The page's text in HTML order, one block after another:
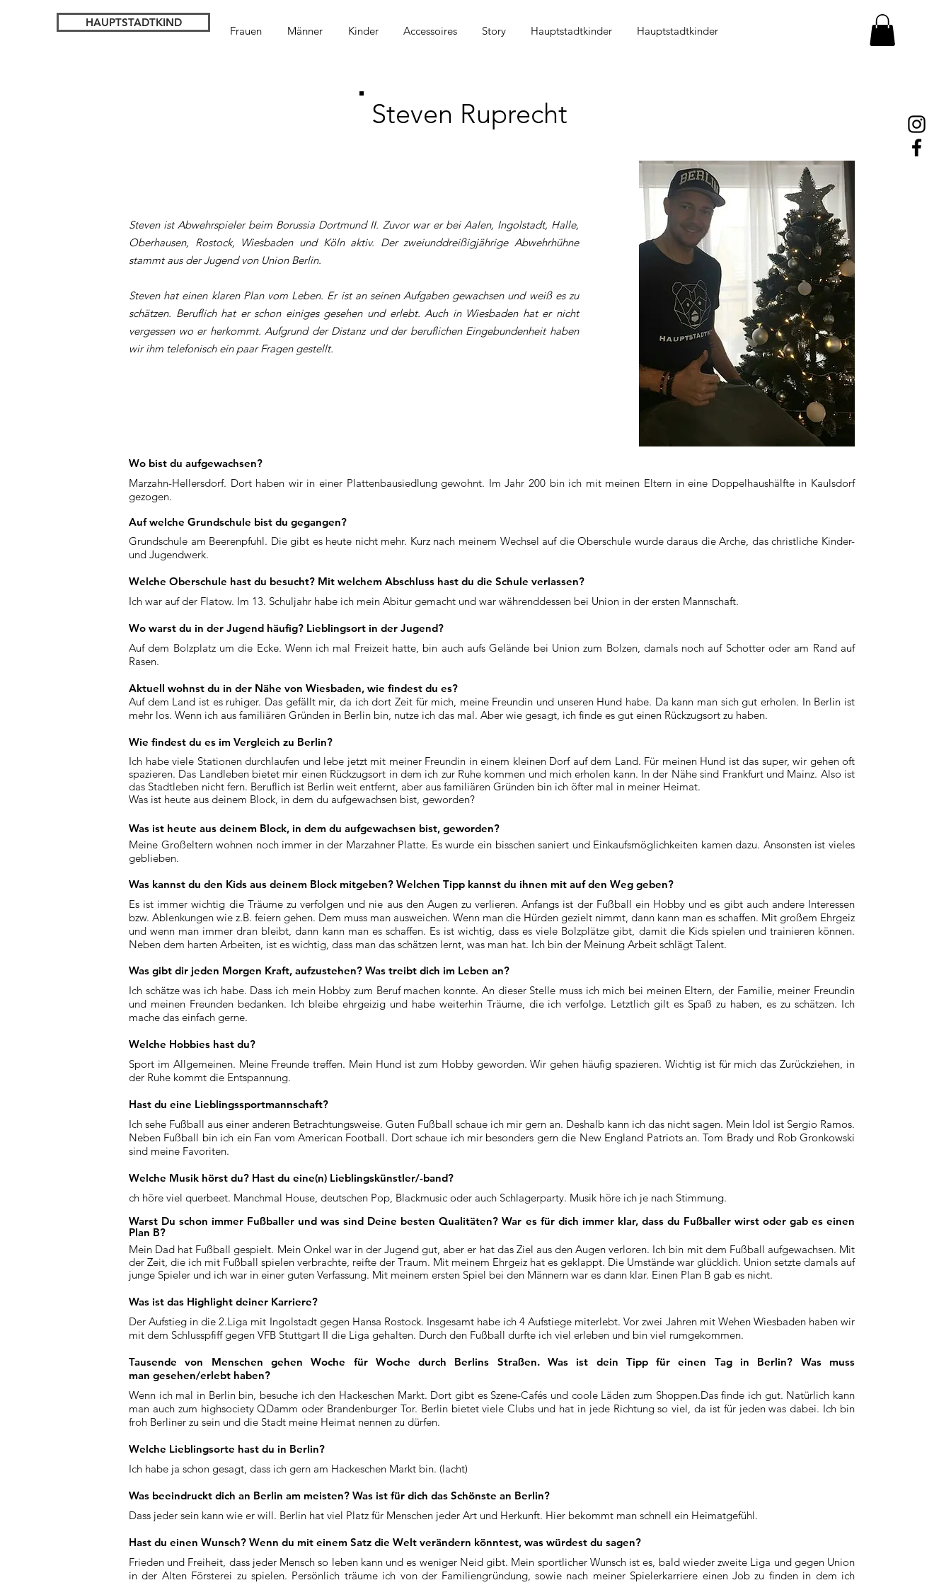
HAUPTSTADTKIND
Frauen Männer Kinder Accessoires Story Hauptstadtkinder Hauptstadtkinder
Steven Ruprecht
Steven ist Abwehrspieler beim Borussia Dortmund II. Zuvor war er bei Aalen, Ingolstadt, Halle,
Oberhausen, Rostock, Wiesbaden und Köln aktiv. Der zweiunddreißigjährige Abwehrhühne
stammt aus der Jugend von Union Berlin.
Steven hat einen klaren Plan vom Leben. Er ist an seinen Aufgaben gewachsen und weiß es zu
schätzen. Beruflich hat er schon einiges gesehen und erlebt. Auch in Wiesbaden hat er nicht
vergessen wo er herkommt. Aufgrund der Distanz und der beruflichen Eingebundenheit haben
wir ihm telefonisch ein paar Fragen gestellt.
Wo bist du aufgewachsen?
Marzahn-Hellersdorf. Dort haben wir in einer Plattenbausiedlung gewohnt. Im Jahr 200 bin ich mit meinen Eltern in eine Doppelhaushälfte in Kaulsdorf
gezogen.
Auf welche Grundschule bist du gegangen?
Grundschule am Beerenpfuhl. Die gibt es heute nicht mehr. Kurz nach meinem Wechsel auf die Oberschule wurde daraus die Arche, das christliche Kinder-
und Jugendwerk.
Welche Oberschule hast du besucht? Mit welchem Abschluss hast du die Schule verlassen?
Ich war auf der Flatow. Im 13. Schuljahr habe ich mein Abitur gemacht und war währenddessen bei Union in der ersten Mannschaft.
Wo warst du in der Jugend häufig? Lieblingsort in der Jugend?
Auf dem Bolzplatz um die Ecke. Wenn ich mal Freizeit hatte, bin auch aufs Gelände bei Union zum Bolzen, damals noch auf Schotter oder am Rand auf
Rasen.
Aktuell wohnst du in der Nähe von Wiesbaden, wie findest du es?
Auf dem Land ist es ruhiger. Das gefällt mir, da ich dort Zeit für mich, meine Freundin und unseren Hund habe. Da kann man sich gut erholen. In Berlin ist
mehr los. Wenn ich aus familiären Gründen in Berlin bin, nutze ich das mal. Aber wie gesagt, ich finde es gut einen Rückzugsort zu haben.
Wie findest du es im Vergleich zu Berlin?
Ich habe viele Stationen durchlaufen und lebe jetzt mit meiner Freundin in einem kleinen Dorf auf dem Land. Für meinen Hund ist das super, wir gehen oft
spazieren. Das Landleben bietet mir einen Rückzugsort in dem ich zur Ruhe kommen und mich erholen kann. In der Nähe sind Frankfurt und Mainz. Also ist
das Stadtleben nicht fern. Beruflich ist Berlin weit entfernt, aber aus familiären Gründen bin ich öfter mal in meiner Heimat.
Was ist heute aus deinem Block, in dem du aufgewachsen bist, geworden?
Was ist heute aus deinem Block, in dem du aufgewachsen bist, geworden?
Meine Großeltern wohnen noch immer in der Marzahner Platte. Es wurde ein bisschen saniert und Einkaufsmöglichkeiten kamen dazu. Ansonsten ist vieles
geblieben.
Was kannst du den Kids aus deinem Block mitgeben? Welchen Tipp kannst du ihnen mit auf den Weg geben?
Es ist immer wichtig die Träume zu verfolgen und nie aus den Augen zu verlieren. Anfangs ist der Fußball ein Hobby und es gibt auch andere Interessen
bzw. Ablenkungen wie z.B. feiern gehen. Dem muss man ausweichen. Wenn man die Hürden gezielt nimmt, dann kann man es schaffen. Mit großem Ehrgeiz
und wenn man immer dran bleibt, dann kann man es schaffen. Es ist wichtig, dass es viele Bolzplätze gibt, damit die Kids spielen und trainieren können.
Neben dem harten Arbeiten, ist es wichtig, dass man das schätzen lernt, was man hat. Ich bin der Meinung Arbeit schlägt Talent.
Was gibt dir jeden Morgen Kraft, aufzustehen? Was treibt dich im Leben an?
Ich schätze was ich habe. Dass ich mein Hobby zum Beruf machen konnte. An dieser Stelle muss ich mich bei meinen Eltern, der Familie, meiner Freundin
und meinen Freunden bedanken. Ich bleibe ehrgeizig und habe weiterhin Träume, die ich verfolge. Letztlich gilt es Spaß zu haben, es zu schätzen. Ich
mache das einfach gerne.
Welche Hobbies hast du?
Sport im Allgemeinen. Meine Freunde treffen. Mein Hund ist zum Hobby geworden. Wir gehen häufig spazieren. Wichtig ist für mich das Zurückziehen, in
der Ruhe kommt die Entspannung.
Hast du eine Lieblingssportmannschaft?
Ich sehe Fußball aus einer anderen Betrachtungsweise. Guten Fußball schaue ich mir gern an. Deshalb kann ich das nicht sagen. Mein Idol ist Sergio Ramos.
Neben Fußball bin ich ein Fan vom American Football. Dort schaue ich mir besonders gern die New England Patriots an. Tom Brady und Rob Gronkowski
sind meine Favoriten.
Welche Musik hörst du? Hast du eine(n) Lieblingskünstler/-band?
ch höre viel querbeet. Manchmal House, deutschen Pop, Blackmusic oder auch Schlagerparty. Musik höre ich je nach Stimmung.
Warst Du schon immer Fußballer und was sind Deine besten Qualitäten? War es für dich immer klar, dass du Fußballer wirst oder gab es einen
Plan B?
Mein Dad hat Fußball gespielt. Mein Onkel war in der Jugend gut, aber er hat das Ziel aus den Augen verloren. Ich bin mit dem Fußball aufgewachsen. Mit
der Zeit, die ich mit Fußball spielen verbrachte, reifte der Traum. Mit meinem Ehrgeiz hat es geklappt. Die Umstände war glücklich. Union setzte damals auf
junge Spieler und ich war in einer guten Verfassung. Mit meinem ersten Spiel bei den Männern war es dann klar. Einen Plan B gab es nicht.
Was ist das Highlight deiner Karriere?
Der Aufstieg in die 2.Liga mit Ingolstadt gegen Hansa Rostock. Insgesamt habe ich 4 Aufstiege miterlebt. Vor zwei Jahren mit Wehen Wiesbaden haben wir
mit dem Schlusspfiff gegen VFB Stuttgart II die Liga gehalten. Durch den Fußball durfte ich viel erleben und bin viel rumgekommen.
Tausende von Menschen gehen Woche für Woche durch Berlins Straßen. Was ist dein Tipp für einen Tag in Berlin? Was muss
man gesehen/erlebt haben?
Wenn ich mal in Berlin bin, besuche ich den Hackeschen Markt. Dort gibt es Szene-Cafés und coole Läden zum Shoppen.Das finde ich gut. Natürlich kann
man auch zum highsociety QDamm oder Brandenburger Tor. Berlin bietet viele Clubs und hat in jede Richtung so viel, da ist für jeden was dabei. Ich bin
froh Berliner zu sein und die Stadt meine Heimat nennen zu dürfen.
Welche Lieblingsorte hast du in Berlin?
Ich habe ja schon gesagt, dass ich gern am Hackeschen Markt bin. (lacht)
Was beeindruckt dich an Berlin am meisten? Was ist für dich das Schönste an Berlin?
Dass jeder sein kann wie er will. Berlin hat viel Platz für Menschen jeder Art und Herkunft. Hier bekommt man schnell ein Heimatgefühl.
Hast du einen Wunsch? Wenn du mit einem Satz die Welt verändern könntest, was würdest du sagen?
Frieden und Freiheit, dass jeder Mensch so leben kann und es weniger Neid gibt. Mein sportlicher Wunsch ist es, bald wieder zweite Liga und gegen Union
in der Alten Försterei zu spielen. Persönlich träume ich von der Familiengründung, sowie nach meiner Spielerkarriere einen Job zu finden in dem ich